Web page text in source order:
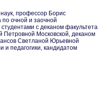
наук, профессор Борис
по очной и заочной
с деканом факультета
Петровной Московской, деканом
Светланой Юрьевной
педагогики, кандидатом